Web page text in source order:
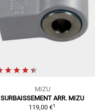
MIZU
SURBAISSEMENT ARR. MIZU
119,00 €1